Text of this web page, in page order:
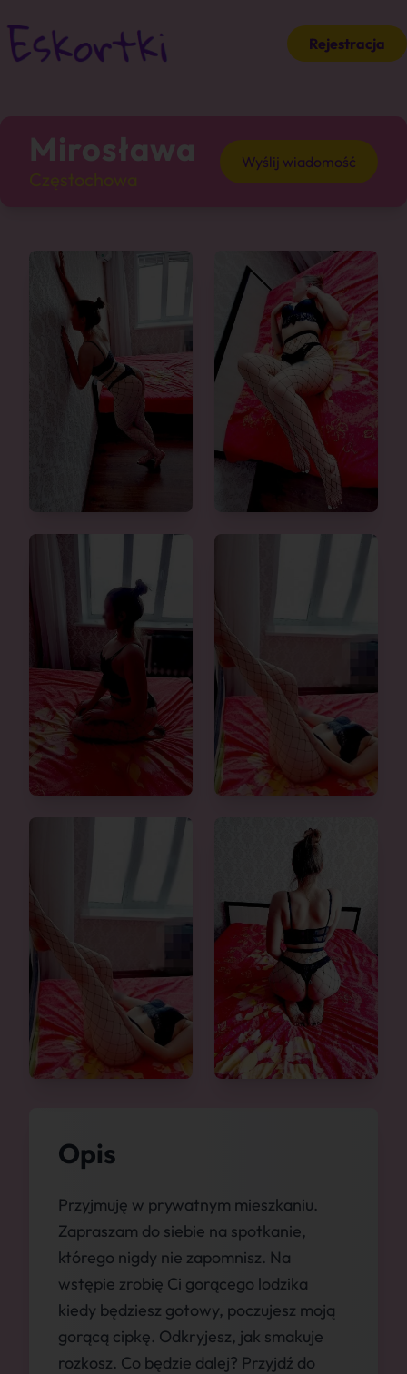
Rejestracja
Mirosława Wyślij wiadomość
Opis
Przyjmuję w prywatnym mieszkaniu.
Zapraszam do siebie na spotkanie,
którego nigdy nie zapomnisz. Na
wstępie zrobię Ci gorącego lodzika
kiedy będziesz gotowy, poczujesz moją
gorącą cipkę. Odkryjesz, jak smakuje
rozkosz. Co będzie dalej? Przyjdź do